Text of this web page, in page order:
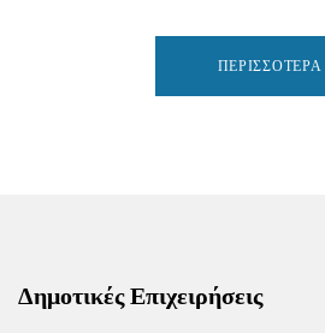
ΠΕΡΙΣΣΌΤΕΡΑ
Δημοτικές Επιχειρήσεις